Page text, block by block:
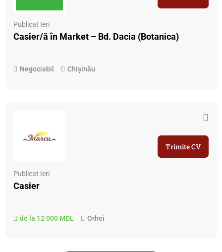
Publicat Ieri
Casier/ă în Market – Bd. Dacia (Botanica)
Negociabil Chișinău
Publicat Ieri
Casier
de la 12 000 MDL Orhei
Trimite CV